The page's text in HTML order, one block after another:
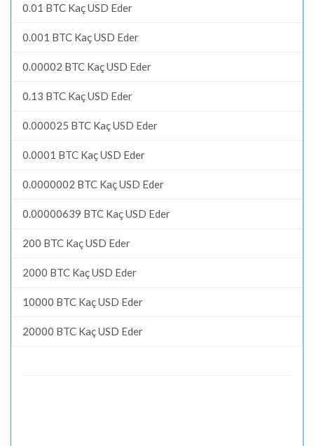
0.01 BTC Kaç USD Eder
0.001 BTC Kaç USD Eder
0.00002 BTC Kaç USD Eder
0.13 BTC Kaç USD Eder
0.000025 BTC Kaç USD Eder
0.0001 BTC Kaç USD Eder
0.0000002 BTC Kaç USD Eder
0.00000639 BTC Kaç USD Eder
200 BTC Kaç USD Eder
2000 BTC Kaç USD Eder
10000 BTC Kaç USD Eder
20000 BTC Kaç USD Eder